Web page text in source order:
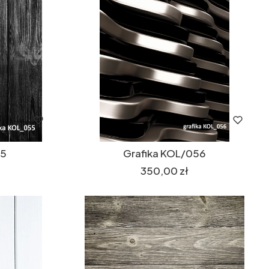
Grafika KOL/056
Cena
350,00 zł